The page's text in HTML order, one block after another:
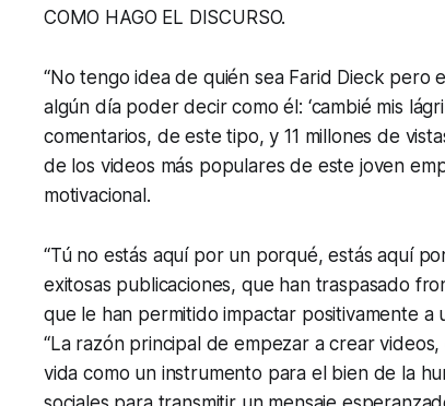
COMO HAGO EL DISCURSO.
“No tengo idea de quién sea Farid Dieck
algún día poder decir como él: ‘cambié mis
comentarios, de este tipo, y 11 millones de
de los videos más populares de este joven
motivacional.
“Tú no estás aquí por un porqué, estás aquí
exitosas publicaciones, que han traspasado
que le han permitido impactar positivamente a
“La razón principal de empezar a crear videos,
vida como un instrumento para el bien de la